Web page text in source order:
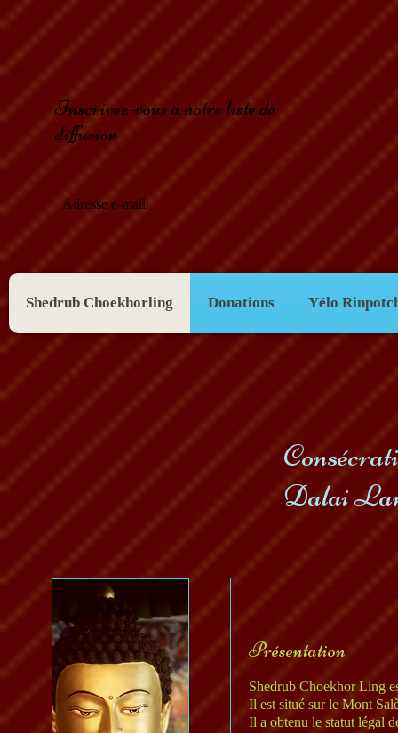
Inscrivez-vous à notre liste de
diffusion
Shedrub Choekhorling Donations Yélo
Dalai
Présentation
Shedrub Choekhor Ling
Il est situé sur le Mont
Il a obtenu le statut légal